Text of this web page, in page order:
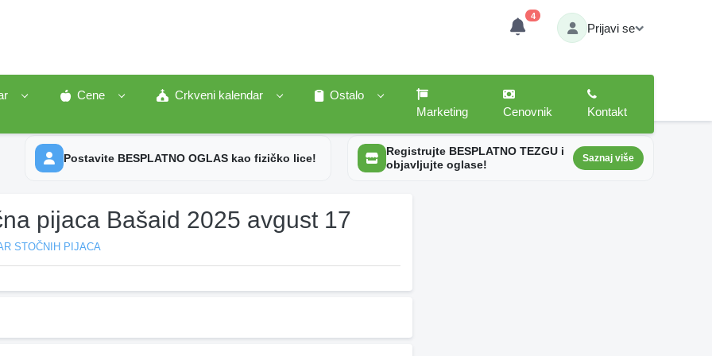
4
Prijavi se
Cene Crkveni kalendar
Ostalo
Marketing
Cenovnik Kontakt
Postavite BESPLATNO OGLAS kao fizičko lice!
Registrujte BESPLATNO TEZGU i
objavljujte oglase!
Saznaj više
pijaca Bašaid 2025 avgust 17
STOČNIH PIJACA